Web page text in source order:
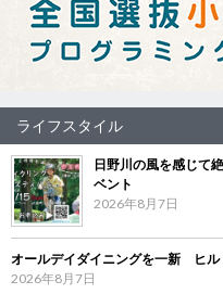
ライフスタイル
日野川の風を感じて
ベント
2026年8月7日
オールデイダイニングを一新 ヒル
2026年8月7日